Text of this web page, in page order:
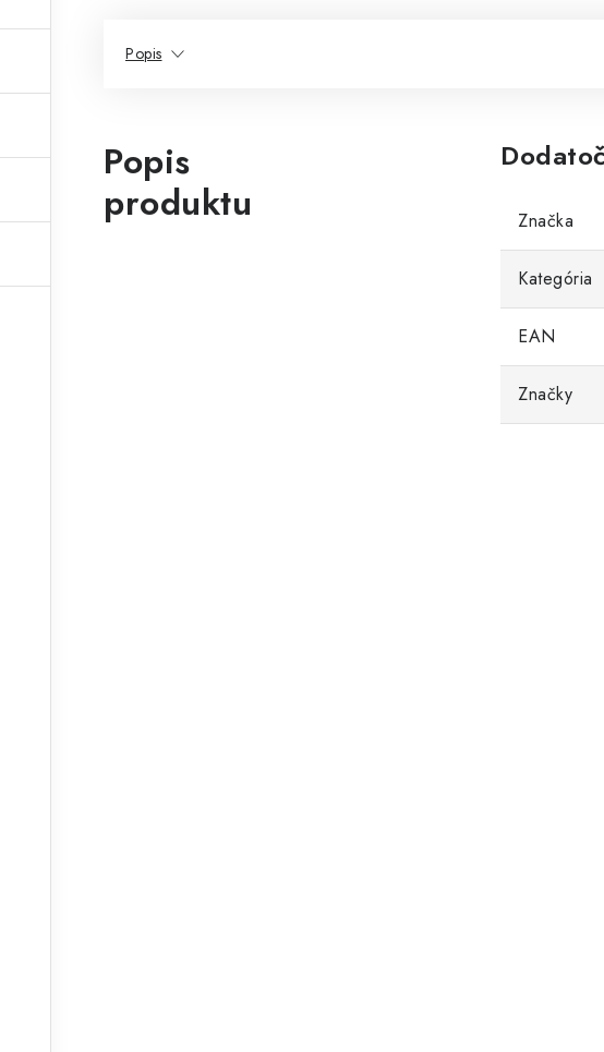
Popis
Popis
produktu
Značka
Kategória
EAN
Značky